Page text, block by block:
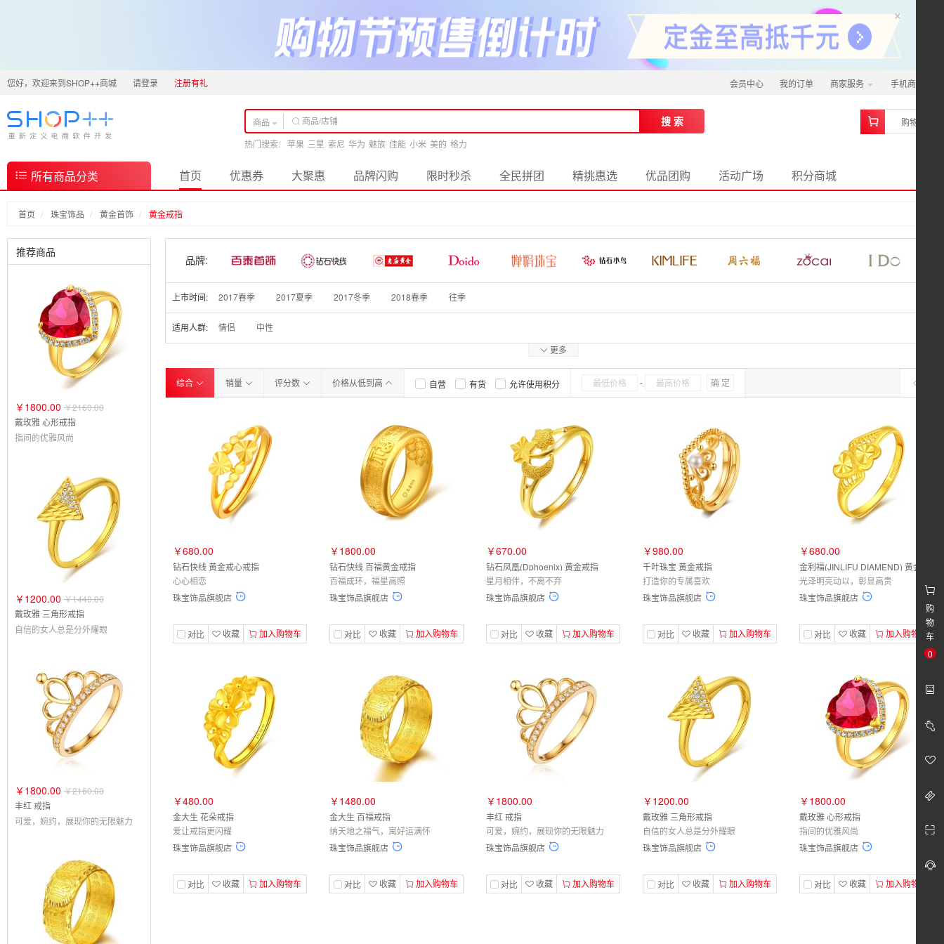
×
您好，欢迎来到SHOP++商城 请登录 注册有礼 会员中心 我的订单 商家服务 手机商城
商品 搜 索
热门搜索: 苹果 三星 索尼 华为 魅族 佳能 小米 美的 格力
购物车
所有商品分类 首页 优惠券 大聚惠 品牌闪购 限时秒杀 全民拼团 精挑惠选 优品团购 活动广场 积分商城
购
物
车
0
首页 珠宝饰品 黄金首饰 黄金戒指
推荐商品
￥1800.00 ￥2160.00
戴玫雅 心形戒指
指间的优雅风尚
￥1200.00 ￥1440.00
戴玫雅 三角形戒指
自信的女人总是分外耀眼
￥1800.00 ￥2160.00
丰红 戒指
可爱，婉约，展现你的无限魅力
品牌:
上市时间: 2017春季 2017夏季 2017冬季 2018春季 往季
适用人群: 情侣
中性
更多
综合 销量 评分数 价格从低到高 自营 有货 允许使用积分 - 确 定
￥680.00
钻石快线 黄金戒心戒指
心心相恋
珠宝饰品旗舰店
对比 收藏 加入购物车
￥1800.00
钻石快线 百福黄金戒指
百福成环，福星高照
珠宝饰品旗舰店
对比 收藏 加入购物车
￥670.00
钻石凤凰(Dphoenix) 黄金戒指
星月相伴，不离不弃
珠宝饰品旗舰店
对比 收藏 加入购物车
￥980.00
千叶珠宝 黄金戒指
打造你的专属喜欢
珠宝饰品旗舰店
对比 收藏 加入购物车
￥680.00
光泽明亮动以，彰显高贵
珠宝饰品旗舰店
对比 收藏 加入购物车
￥480.00
金大生 花朵戒指
爱让戒指更闪耀
珠宝饰品旗舰店
对比 收藏 加入购物车
￥1480.00
金大生 百福戒指
纳天地之福气，寓好运满怀
珠宝饰品旗舰店
对比 收藏 加入购物车
￥1800.00
丰红 戒指
可爱，婉约，展现你的无限魅力
珠宝饰品旗舰店
对比 收藏 加入购物车
￥1200.00
戴玫雅 三角形戒指
自信的女人总是分外耀眼
珠宝饰品旗舰店
对比 收藏 加入购物车
￥1800.00
戴玫雅 心形戒指
指间的优雅风尚
珠宝饰品旗舰店
对比 收藏 加入购物车